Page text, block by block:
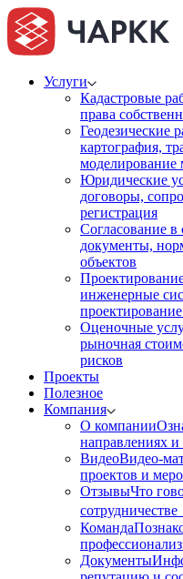
Услуги
Кадастровые
права
Геодезические
картография,
моделирование
Юридические
договоры,
регистрация
Согласование в
документы,
объектов
инженерные
Оценочные
рыночная
рисков
Проекты
Полезное
Компания
О компании
направлениях
ВидеоВидео-
проектов и
ОтзывыЧто
Команда
Документы